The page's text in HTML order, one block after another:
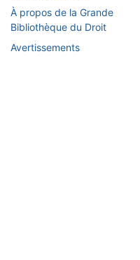
À propos de la Grande
Bibliothèque du Droit
Avertissements